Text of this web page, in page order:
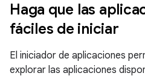
Haga que las
fáciles de iniciar
El iniciador de aplicaciones
explorar las aplicaciones